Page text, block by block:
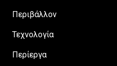
Περιβάλλον
Τεχνολογία
Περίεργα